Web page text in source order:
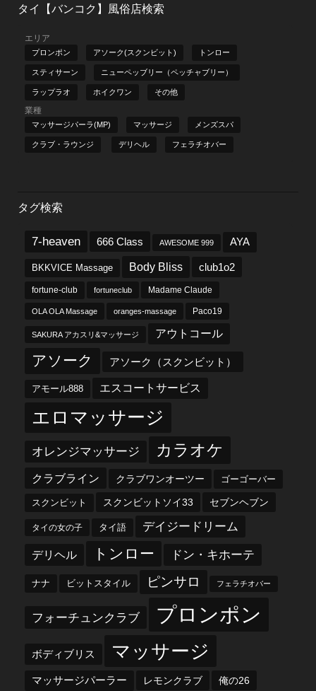
タイ【バンコク】風俗店検索
エリア
プロンポン アソーク(スクンビット) トンロー
スティサーン ニューペッブリー（ペッチャブリー）
ラップラオ ホイクワン その他
業種
マッサージパーラ(MP) マッサージ メンズスパ
クラブ・ラウンジ デリヘル フェラチオバー
タグ検索
7-heaven 666 Class AWESOME 999 AYA
BKKVICE Massage Body Bliss club1o2
fortune-club fortuneclub Madame Claude
OLA OLA Massage oranges-massage Paco19
SAKURA アカスリ&マッサージ アウトコール
アソーク アソーク（スクンビット）
アモール888 エスコートサービス
エロマッサージ
オレンジマッサージ カラオケ
クラブライン クラブワンオーツー ゴーゴーバー
スクンビット スクンビットソイ33 セブンヘブン
タイの女の子 タイ語 デイジードリーム
デリヘル トンロー ドン・キホーテ
ナナ ビットスタイル ピンサロ フェラチオバー
フォーチュンクラブ プロンポン
ボディブリス マッサージ
マッサージパーラー レモンクラブ 俺の26